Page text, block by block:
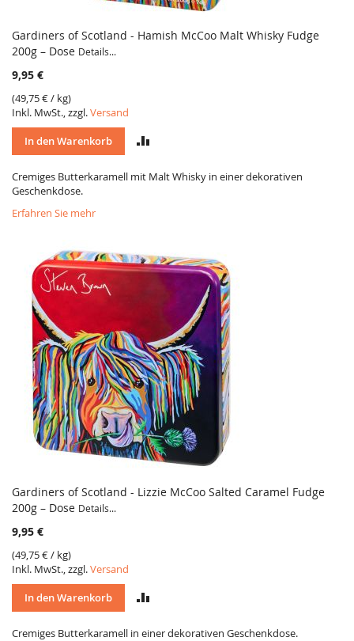
Gardiners of Scotland - Hamish McCoo Malt Whisky Fudge
200g – Dose Details...
9,95 €
(49,75 €/ kg)
Inkl. MwSt., zzgl.Versand
In den Warenkorb
VERGLEICH
Cremiges Butterkaramell mit Malt Whisky in einer dekorativen
Geschenkdose.
Erfahren Sie mehr
Gardiners of Scotland - Lizzie McCoo Salted Caramel Fudge
200g – Dose Details...
9,95 €
(49,75 €/ kg)
Inkl. MwSt., zzgl.Versand
In den Warenkorb
VERGLEICH
Cremiges Butterkaramell in einer dekorativen Geschenkdose.